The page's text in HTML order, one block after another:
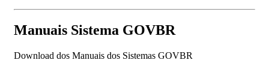
Manuais Sistema GOVBR
Download dos Manuais dos Sistemas GOVBR